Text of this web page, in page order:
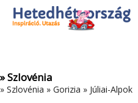
Az oldal sütiket (cookies)
Adatvédelmi tájékoztató
» Szlovénia
» Szlovénia » Gorizia » Júliai-Alpok